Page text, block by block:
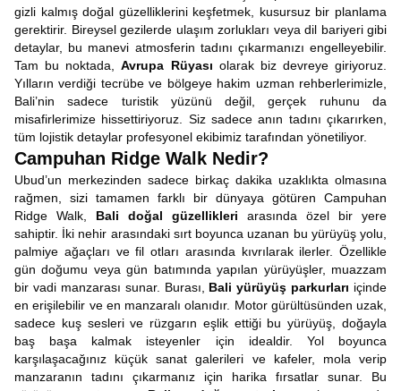
gizli kalmış doğal güzelliklerini keşfetmek, kusursuz bir planlama
gerektirir. Bireysel gezilerde ulaşım zorlukları veya dil bariyeri gibi
detaylar, bu manevi atmosferin tadını çıkarmanızı engelleyebilir.
Tam bu noktada,Avrupa Rüyası olarak biz devreye giriyoruz.
Yılların verdiği tecrübe ve bölgeye hakim uzman rehberlerimizle,
Bali’nin sadece turistik yüzünü değil, gerçek ruhunu da
misafirlerimize hissettiriyoruz. Siz sadece anın tadını çıkarırken,
tüm lojistik detaylar profesyonel ekibimiz tarafından yönetiliyor.
Campuhan Ridge Walk Nedir?
Ubud’un merkezinden sadece birkaç dakika uzaklıkta olmasına
rağmen, sizi tamamen farklı bir dünyaya götüren Campuhan
Ridge Walk, Bali doğal güzellikleri arasında özel bir yere
sahiptir. İki nehir arasındaki sırt boyunca uzanan bu yürüyüş yolu,
palmiye ağaçları ve fil otları arasında kıvrılarak ilerler. Özellikle
gün doğumu veya gün batımında yapılan yürüyüşler, muazzam
bir vadi manzarası sunar. Burası, Bali yürüyüş parkurları içinde
en erişilebilir ve en manzaralı olanıdır. Motor gürültüsünden uzak,
sadece kuş sesleri ve rüzgarın eşlik ettiği bu yürüyüş, doğayla
baş başa kalmak isteyenler için idealdir. Yol boyunca
karşılaşacağınız küçük sanat galerileri ve kafeler, mola verip
manzaranın tadını çıkarmanız için harika fırsatlar sunar. Bu